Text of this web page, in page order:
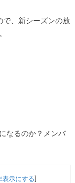
で、新シーズンの放
なるのか？メンバ
表示にする]